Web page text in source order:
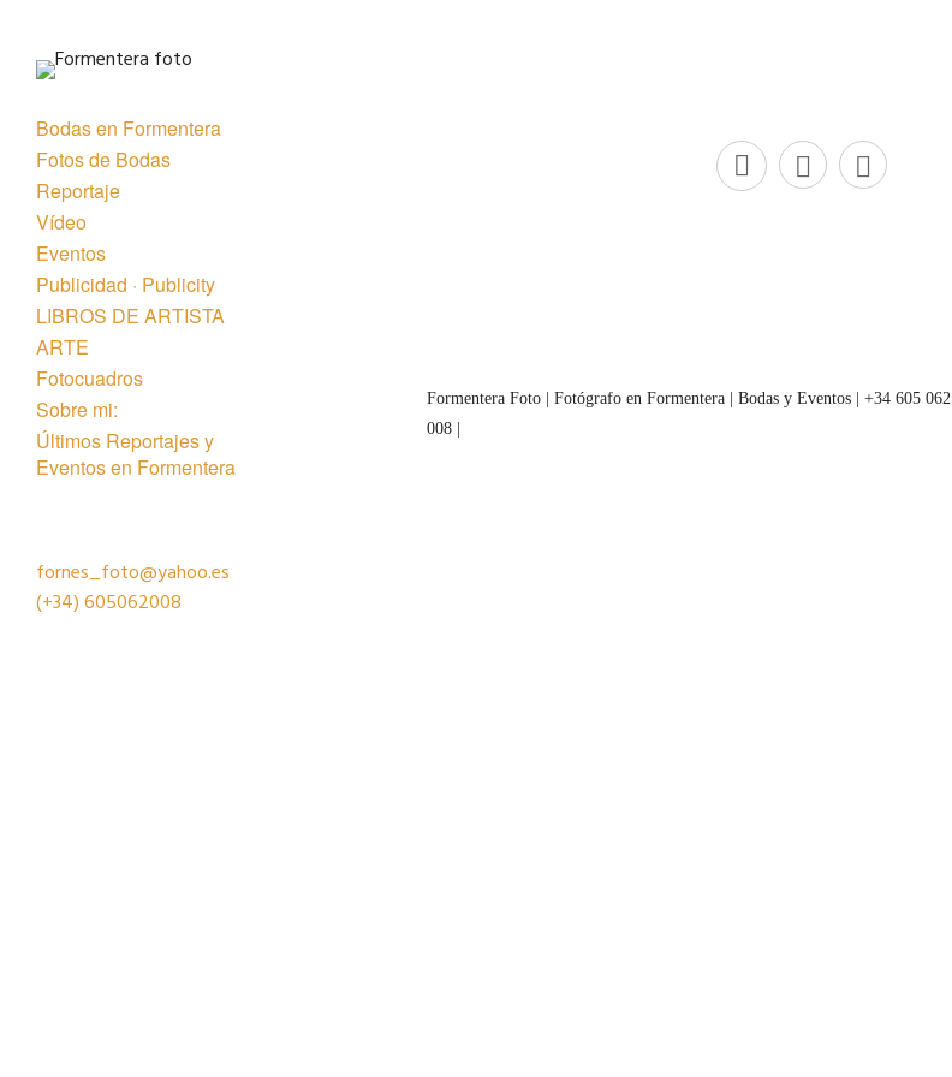
Bodas en Formentera
Fotos de Bodas
Reportaje
Vídeo
Eventos
Publicidad · Publicity
LIBROS DE ARTISTA
ARTE
Fotocuadros
Sobre mi:
Últimos Reportajes y
Eventos en Formentera
fornes_foto@yahoo.es
(+34)605062008
« Anterior
Formentera Foto | Fotógrafo en Formentera | Bodas y Eventos | +34 605 062
008 |